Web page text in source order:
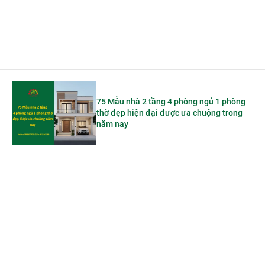
75 Mẫu nhà 2 tầng 4 phòng ngủ 1 phòng
thờ đẹp hiện đại được ưa chuộng trong
năm nay